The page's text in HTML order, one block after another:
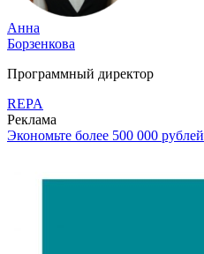
Анна
Борзенкова
Программный директор
REPA
Реклама
Экономьте более 500 000 рублей